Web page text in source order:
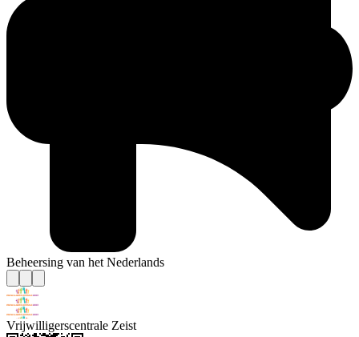
Beheersing van het Nederlands
Vrijwilligerscentrale Zeist